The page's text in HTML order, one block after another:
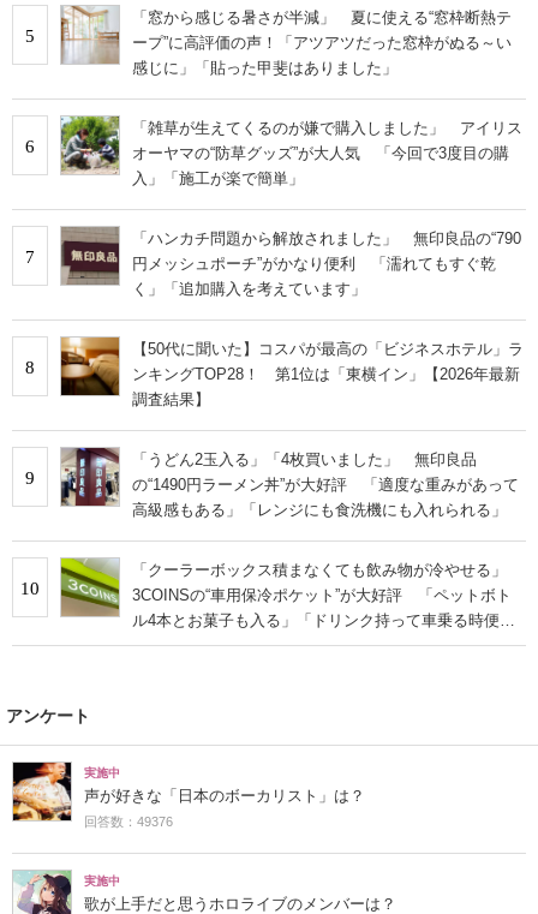
5
「窓から感じる暑さが半減」 夏に使える“窓枠断熱テ
ープ”に高評価の声！「アツアツだった窓枠がぬる～い
感じに」「貼った甲斐はありました」
6
「雑草が生えてくるのが嫌で購入しました」 アイリス
オーヤマの“防草グッズ”が大人気 「今回で3度目の購
入」「施工が楽で簡単」
7
「ハンカチ問題から解放されました」 無印良品の“790
円メッシュポーチ”がかなり便利 「濡れてもすぐ乾
く」「追加購入を考えています」
8
【50代に聞いた】コスパが最高の「ビジネスホテル」ラ
ンキングTOP28！ 第1位は「東横イン」【2026年最新
調査結果】
9
「うどん2玉入る」「4枚買いました」 無印良品
の“1490円ラーメン丼”が大好評 「適度な重みがあって
高級感もある」「レンジにも食洗機にも入れられる」
10
「クーラーボックス積まなくても飲み物が冷やせる」
3COINSの“車用保冷ポケット”が大好評 「ペットボト
ル4本とお菓子も入る」「ドリンク持って車乗る時便
利」
アンケート
実施中
声が好きな「日本のボーカリスト」は？
回答数：49376
実施中
歌が上手だと思うホロライブのメンバーは？